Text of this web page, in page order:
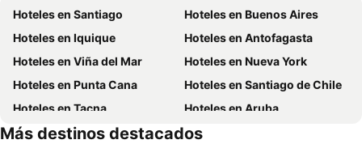
Hoteles en Santiago
Hoteles en Buenos Aires
Hoteles en Iquique
Hoteles en Antofagasta
Hoteles en Viña del Mar
Hoteles en Nueva York
Hoteles en Punta Cana
Hoteles en Santiago de Chile
Hoteles en Tacna
Hoteles en Aruba
Hoteles en Brasil
Hoteles en Chile
Más destinos destacados